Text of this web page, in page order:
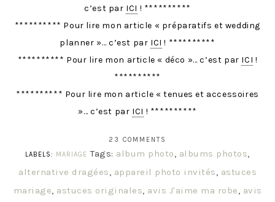
c’est par ICI ! **********
********** Pour lire mon article « préparatifs et wedding
planner »… c’est par ICI ! **********
********** Pour lire mon article « déco »… c’est par ICI !
**********
********** Pour lire mon article « tenues et accessoires
»… c’est par ICI ! **********
23 COMMENTS
LABELS: MARIAGE Tags: album photo, albums photos,
alternative dragées, appareil photo invités, astuces
mariage, astuces originales, avis J'aime ma robe, avis